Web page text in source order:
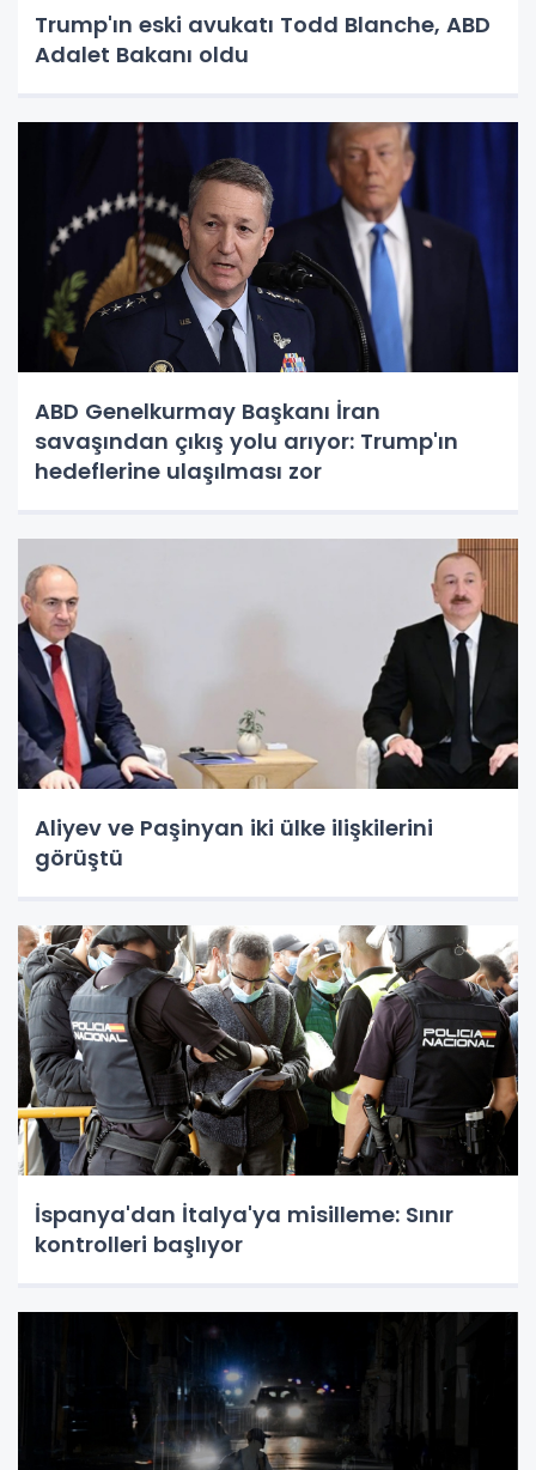
Trump'ın eski avukatı Todd Blanche, ABD
Adalet Bakanı oldu
ABD Genelkurmay Başkanı İran
savaşından çıkış yolu arıyor: Trump'ın
hedeflerine ulaşılması zor
Aliyev ve Paşinyan iki ülke ilişkilerini
görüştü
İspanya'dan İtalya'ya misilleme: Sınır
kontrolleri başlıyor